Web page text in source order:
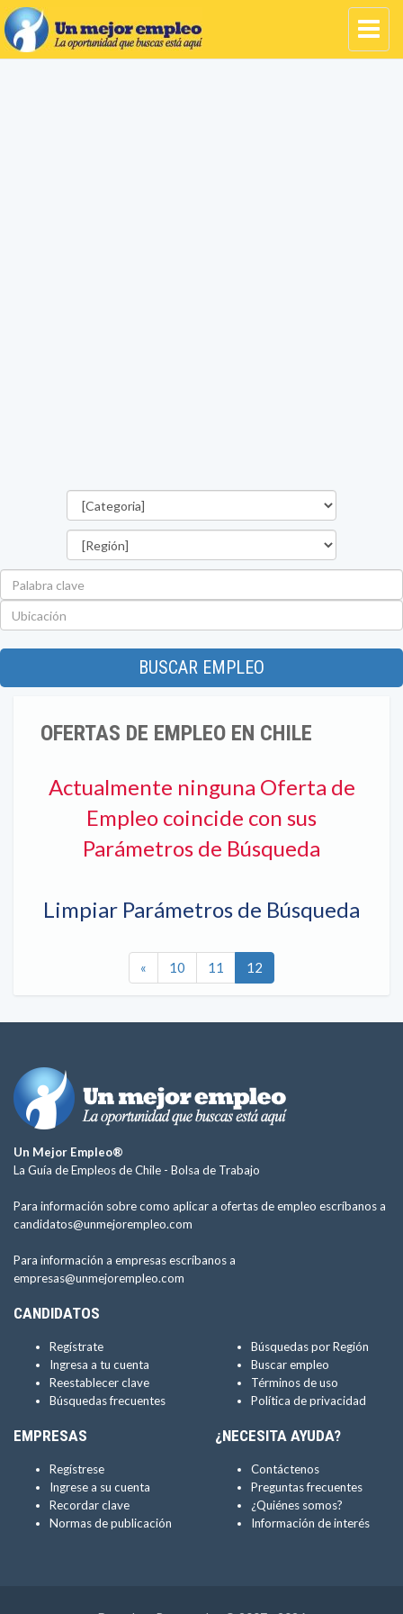
BUSCAR EMPLEO
OFERTAS DE EMPLEO EN CHILE
Actualmente ninguna Oferta de
Empleo coincide con sus
Parámetros de Búsqueda
Limpiar Parámetros de Búsqueda
« 10 11 12
Un Mejor Empleo®
La Guía de Empleos de Chile - Bolsa de Trabajo
Para información sobre como aplicar a ofertas de empleo escríbanos a
candidatos@unmejorempleo.com
Para información a empresas escríbanos a
empresas@unmejorempleo.com
CANDIDATOS
Regístrate
Ingresa a tu cuenta
Reestablecer clave
Búsquedas frecuentes
Búsquedas por Región
Buscar empleo
Términos de uso
Política de privacidad
EMPRESAS
Regístrese
Ingrese a su cuenta
Recordar clave
Normas de publicación
¿NECESITA AYUDA?
Contáctenos
Preguntas frecuentes
¿Quiénes somos?
Información de interés